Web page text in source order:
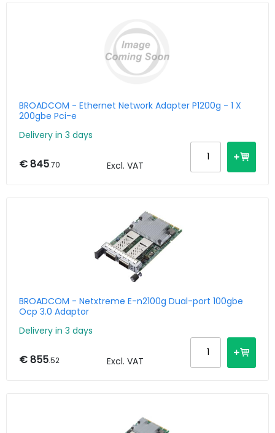
BROADCOM - Ethernet Network Adapter P1200g - 1 X
200gbe Pci-e
Delivery in 3 days
€ 845.70 Excl. VAT
BROADCOM - Netxtreme E-n2100g Dual-port 100gbe
Ocp 3.0 Adaptor
Delivery in 3 days
€ 855.52 Excl. VAT